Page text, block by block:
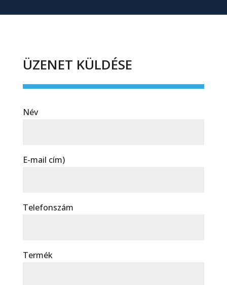
ÜZENET KÜLDÉSE
Név
E-mail cím)
Telefonszám
Termék